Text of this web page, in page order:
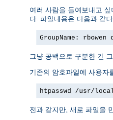
여러 사람을 들여보내고
다. 파일내용은 다음과 같
GroupName:
그냥 공백으로 구분한 긴
기존의 암호파일에 사용자
htpasswd /usr/
전과 같지만, 새로 파일을